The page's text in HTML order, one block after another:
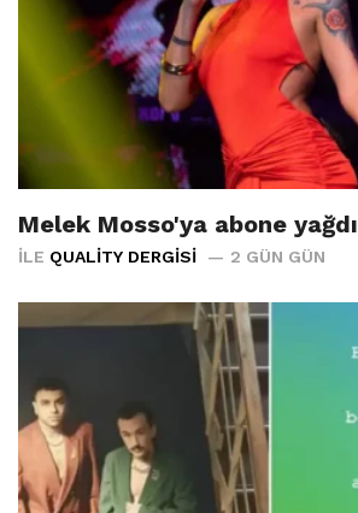
Melek Mosso'ya abone yağdı
İLE QUALITY DERGISI 2 GÜN GÜN